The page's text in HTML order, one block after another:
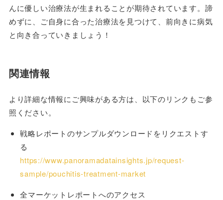
んに優しい治療法が生まれることが期待されています。諦
めずに、ご自身に合った治療法を見つけて、前向きに病気
と向き合っていきましょう！
関連情報
より詳細な情報にご興味がある方は、以下のリンクもご参
照ください。
戦略レポートのサンプルダウンロードをリクエストす
る
https://www.panoramadatainsights.jp/request-
sample/pouchitis-treatment-market
全マーケットレポートへのアクセス